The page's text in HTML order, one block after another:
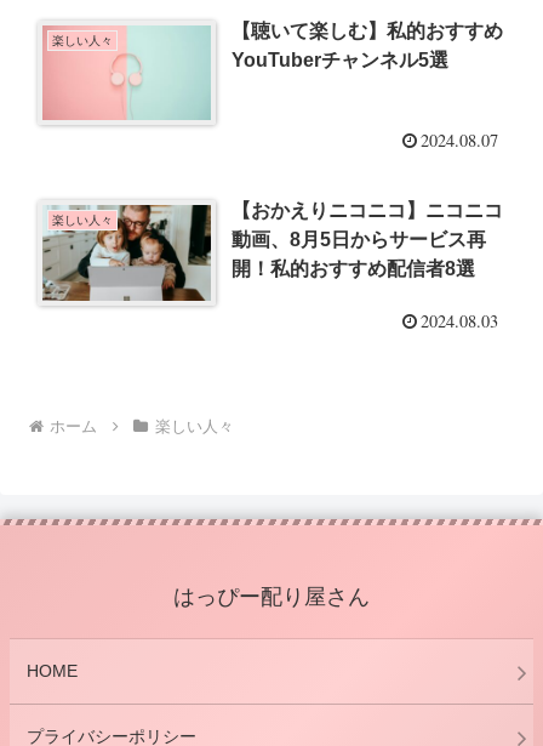
楽しい人々
【聴いて楽しむ】私的おすすめ
YouTuberチャンネル5選
2024.08.07
楽しい人々
【おかえりニコニコ】ニコニコ
動画、8月5日からサービス再
開！私的おすすめ配信者8選
2024.08.03
ホーム 楽しい人々
はっぴー配り屋さん
HOME
プライバシーポリシー